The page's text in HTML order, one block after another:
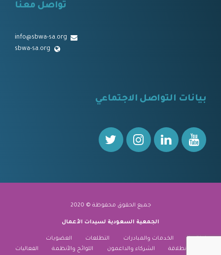
تواصل معنا
info@sbwa-sa.org
sbwa-sa.org
بيانات التواصل الاجتماعي
جميع الحقوق محفوظة © 2020
الجمعية السعودية لسيدات الأعمال
نبذة عنا الخدمات والمبادرات التطلعات
العضويات
منارة الانطلاقة
الشركاء والداعمون اللوائح والأنظمة الفعاليات